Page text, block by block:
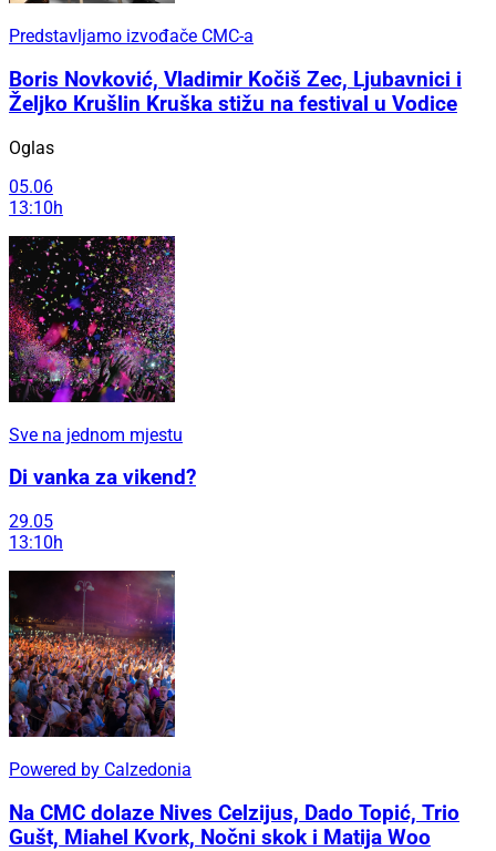
Predstavljamo izvođače CMC-a
Boris Novković, Vladimir Kočiš Zec, Ljubavnici i
Željko Krušlin Kruška stižu na festival u Vodice
Oglas
05.06
13:10h
Sve na jednom mjestu
Di vanka za vikend?
29.05
13:10h
Powered by Calzedonia
Na CMC dolaze Nives Celzijus, Dado Topić, Trio
Gušt, Miahel Kvork, Nočni skok i Matija Woo